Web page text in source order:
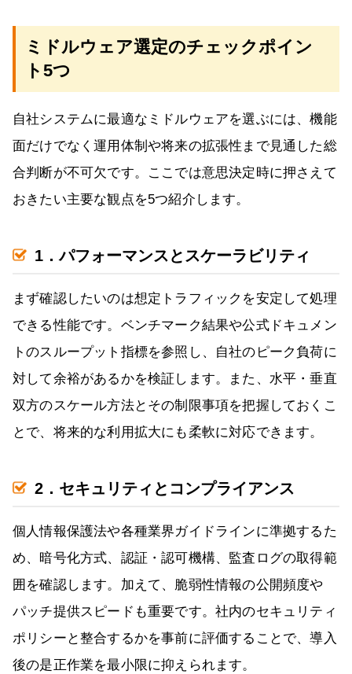
ミドルウェア選定のチェックポイン
ト5つ
自社システムに最適なミドルウェアを選ぶには、機能
面だけでなく運用体制や将来の拡張性まで見通した総
合判断が不可欠です。ここでは意思決定時に押さえて
おきたい主要な観点を5つ紹介します。
1．パフォーマンスとスケーラビリティ
まず確認したいのは想定トラフィックを安定して処理
できる性能です。ベンチマーク結果や公式ドキュメン
トのスループット指標を参照し、自社のピーク負荷に
対して余裕があるかを検証します。また、水平・垂直
双方のスケール方法とその制限事項を把握しておくこ
とで、将来的な利用拡大にも柔軟に対応できます。
2．セキュリティとコンプライアンス
個人情報保護法や各種業界ガイドラインに準拠するた
め、暗号化方式、認証・認可機構、監査ログの取得範
囲を確認します。加えて、脆弱性情報の公開頻度や
パッチ提供スピードも重要です。社内のセキュリティ
ポリシーと整合するかを事前に評価することで、導入
後の是正作業を最小限に抑えられます。